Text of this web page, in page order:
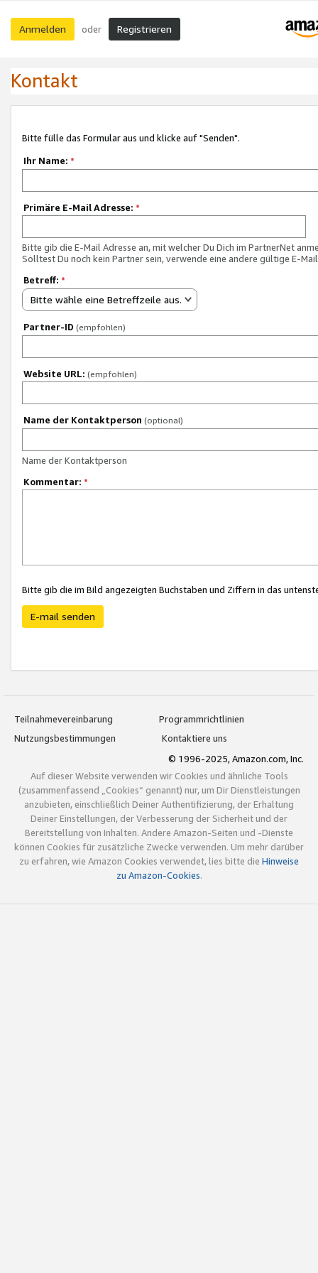
Anmelden oder Registrieren
Kontakt
Bitte fülle das Formular aus und klicke auf "Senden".
Ihr Name: *
Primäre E-Mail Adresse: *
Bitte gib die E-Mail Adresse an, mit welcher Du Dich im PartnerNet
Solltest Du noch kein Partner sein, verwende eine andere gültige E-
Betreff: *
Bitte wähle eine Betreffzeile aus.
Partner-ID (empfohlen)
Website URL: (empfohlen)
Name der Kontaktperson (optional)
Name der Kontaktperson
Kommentar: *
Bitte gib die im Bild angezeigten Buchstaben und Ziffern in das
E-mail senden
Teilnahmevereinbarung
Programmrichtlinien
Nutzungsbestimmungen
Kontaktiere uns
© 1996-2025, Amazon.com, Inc.
Auf dieser Website verwenden wir Cookies und ähnliche Tools
(zusammenfassend „Cookies“ genannt) nur, um Dir Dienstleistungen
anzubieten, einschließlich Deiner Authentifizierung, der Erhaltung
Deiner Einstellungen, der Verbesserung der Sicherheit und der
Bereitstellung von Inhalten. Andere Amazon-Seiten und -Dienste
können Cookies für zusätzliche Zwecke verwenden. Um mehr darüber
zu erfahren, wie Amazon Cookies verwendet, lies bitte die Hinweise
zu Amazon-Cookies.